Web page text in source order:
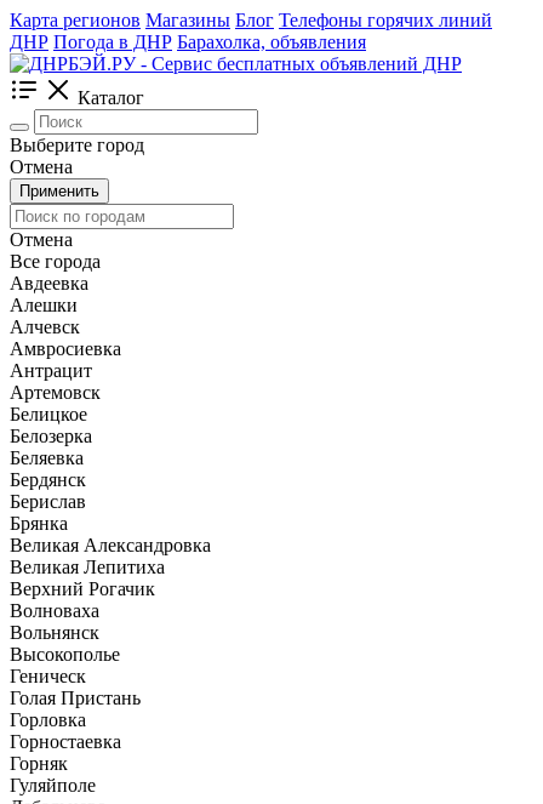
Карта регионов Магазины Блог Телефоны горячих линий
ДНР Погода в ДНР Барахолка, объявления
Каталог
Выберите город
Отмена
Применить
Отмена
Все города
Авдеевка
Алешки
Алчевск
Амвросиевка
Антрацит
Артемовск
Белицкое
Белозерка
Беляевка
Бердянск
Берислав
Брянка
Великая Александровка
Великая Лепитиха
Верхний Рогачик
Волноваха
Вольнянск
Высокополье
Геническ
Голая Пристань
Горловка
Горностаевка
Горняк
Гуляйполе